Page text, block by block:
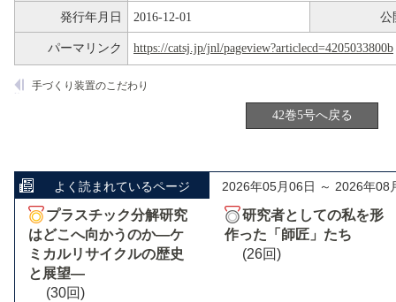
発行年月日 2016-12-01 公
パーマリンク https://catsj.jp/jnl/pageview?articlecd=4205033800b
手づくり装置のこだわり
42巻5号へ戻る
よく読まれているページ 2026年05月06日 ～ 2026年08
プラスチック分解研究
はどこへ向かうのか―ケ
ミカルリサイクルの歴史
と展望―
(30回)
研究者としての私を形
作った「師匠」たち
(26回)